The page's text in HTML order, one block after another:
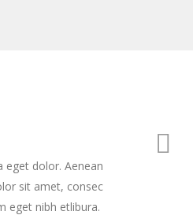
eget dolor. Aenean
sit amet, consec
eget nibh etlibura.